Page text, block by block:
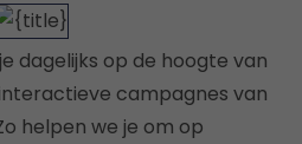
dagelijks op de hoogte van
campagnes van
helpen we je om op